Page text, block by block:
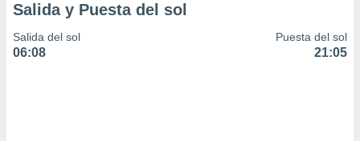
Salida y Puesta del sol
Salida del sol
06:08
Puesta del sol
21:05